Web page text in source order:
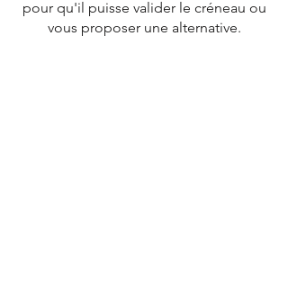
pour qu'il puisse valider le créneau ou
vous proposer une alternative.